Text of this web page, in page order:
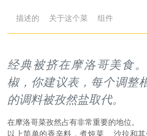
描述的 关于这个菜 组件
经典被挤在摩洛哥美食
椒，你建议表，每个调整
的调料被孜然盐取代。
在摩洛哥菜孜然占有非常重要的地位。